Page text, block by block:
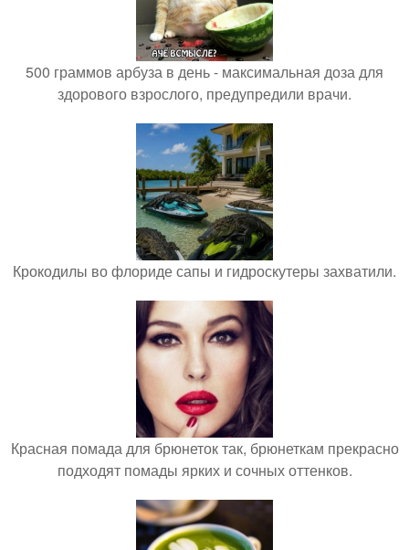
500 граммов арбуза в день - максимальная доза для
здорового взрослого, предупредили врачи.
Крокодилы во флориде сапы и гидроскутеры захватили.
Красная помада для брюнеток так, брюнеткам прекрасно
подходят помады ярких и сочных оттенков.